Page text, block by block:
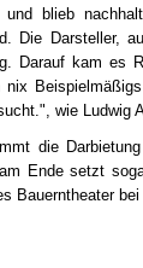
und blieb
Die Darsteller,
Darauf kam es
nix
wie Ludwig
die
Ende setzt
Bauerntheater